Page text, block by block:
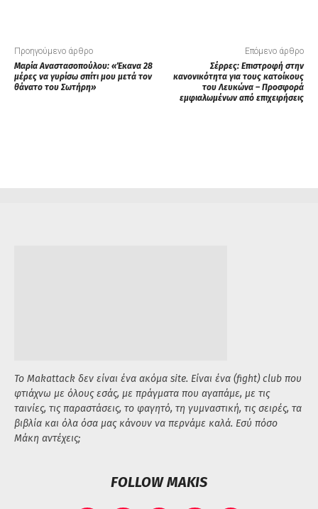
Προηγούμενο άρθρο
Μαρία Αναστασοπούλου: «Έκανα 28
μέρες να γυρίσω σπίτι μου μετά τον
θάνατο του Σωτήρη»
Επόμενο άρθρο
Σέρρες: Επιστροφή στην
κανονικότητα για τους κατοίκους
του Λευκώνα – Προσφορά
εμφιαλωμένων από επιχειρήσεις
Το Makattack δεν είναι ένα ακόμα site. Είναι ένα (fight) club που
φτιάχνω με όλους εσάς, με πράγματα που αγαπάμε, με τις
ταινίες, τις παραστάσεις, το φαγητό, τη γυμναστική, τις σειρές, τα
βιβλία και όλα όσα μας κάνουν να περνάμε καλά. Εσύ πόσο
Μάκη αντέχεις;
FOLLOW MAKIS